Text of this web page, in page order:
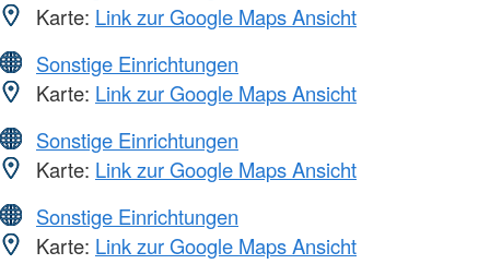
Karte: Link zur Google Maps Ansicht
Sonstige Einrichtungen
Karte: Link zur Google Maps Ansicht
Sonstige Einrichtungen
Karte: Link zur Google Maps Ansicht
Sonstige Einrichtungen
Karte: Link zur Google Maps Ansicht